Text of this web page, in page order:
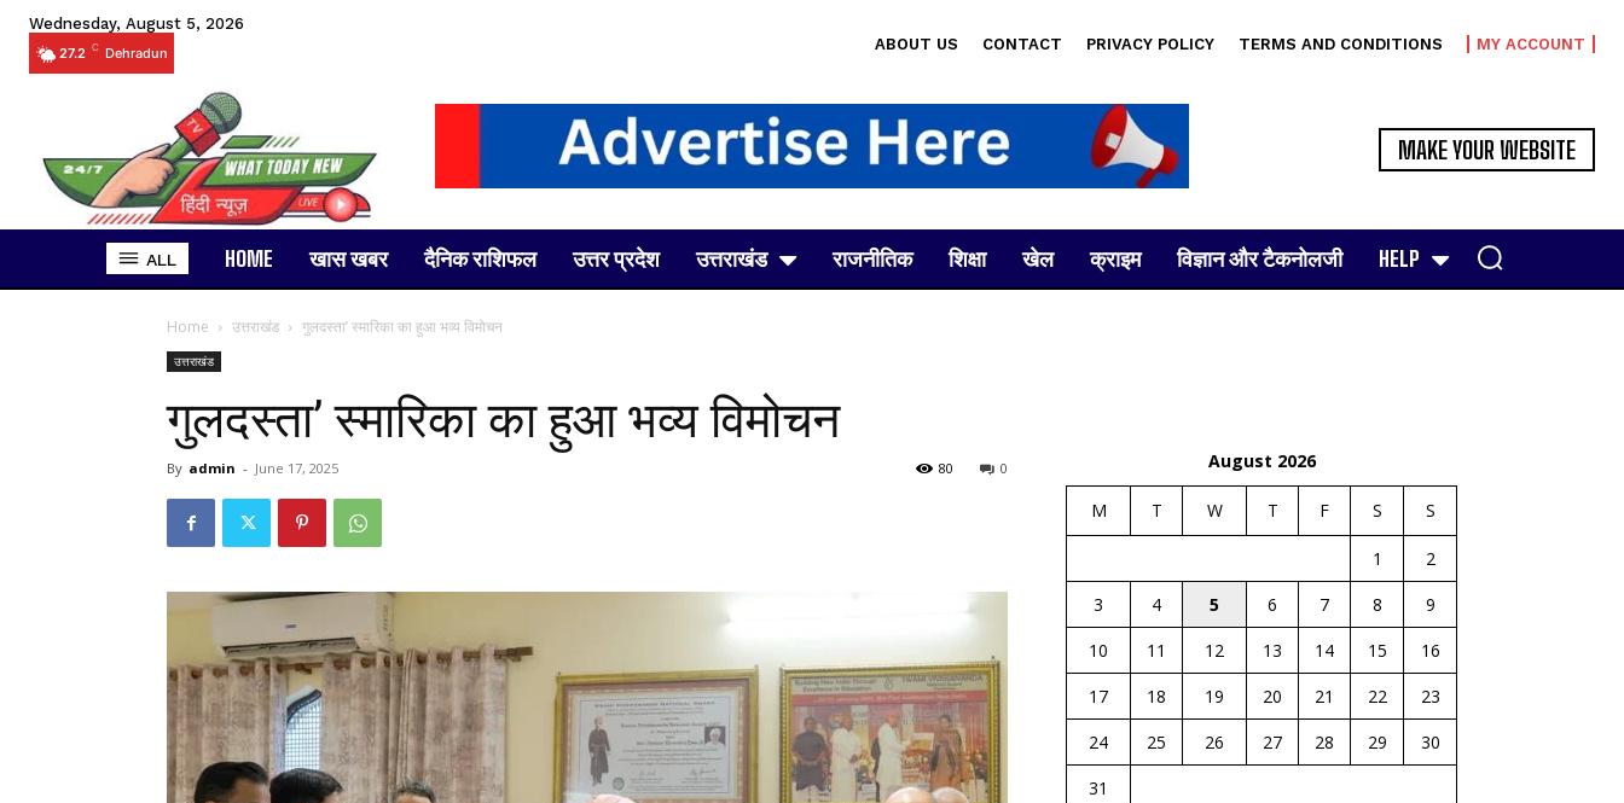
Wednesday, August 5, 2026
27.2 C Dehradun ABOUT US CONTACT PRIVACY POLICY TERMS AND CONDITIONS MY ACCOUNT
MAKE YOUR WEBSITE
ALL HOME खास खबर दैनिक राशिफल उत्तर प्रदेश उत्तराखंड राजनीतिक शिक्षा खेल क्राइम विज्ञान और टैकनोलजी HELP
Home उत्तराखंड गुलदस्ता’ स्मारिका का हुआ भव्य विमोचन
उत्तराखंड
गुलदस्ता’ स्मारिका का हुआ भव्य विमोचन
By admin - June 17, 2025 0
80 August 2026
M T W T F S S
1
2
3
4 5 6 7 8
9
10
11 12 13 14 15
16
17
18 19 20 21 22
23
24
25 26 27 28 29
30
31